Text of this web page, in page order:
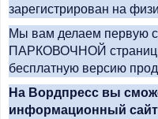
зарегистрирован на
Мы вам делаем первую
ПАРКОВОЧНОЙ
бесплатную версию
На Вордпресс вы
информационный